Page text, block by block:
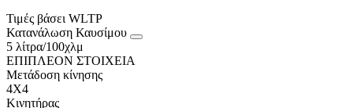
Τιμές βάσει WLTP
Κατανάλωση Καυσίμου
5 λίτρα/100χλμ
ΕΠΙΠΛΕΟΝ ΣΤΟΙΧΕΙΑ
Μετάδοση κίνησης
4X4
Κινητήρας